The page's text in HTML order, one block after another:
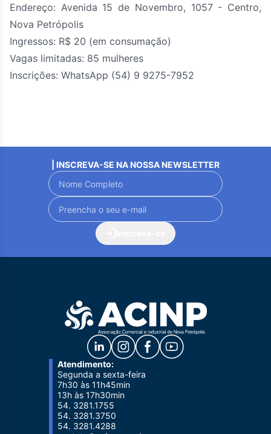
Endereço: Avenida 15 de Novembro, 1057 - Centro,
Nova Petrópolis
Ingressos: R$ 20 (em consumação)
Vagas limitadas: 85 mulheres
Inscrições: WhatsApp (54) 9 9275-7952
| INSCREVA-SE NA NOSSA NEWSLETTER
Atendimento:
Segunda a sexta-feira
7h30 às 11h45min
13h às 17h30min
54. 3281.1755
54. 3281.3750
54. 3281.4288